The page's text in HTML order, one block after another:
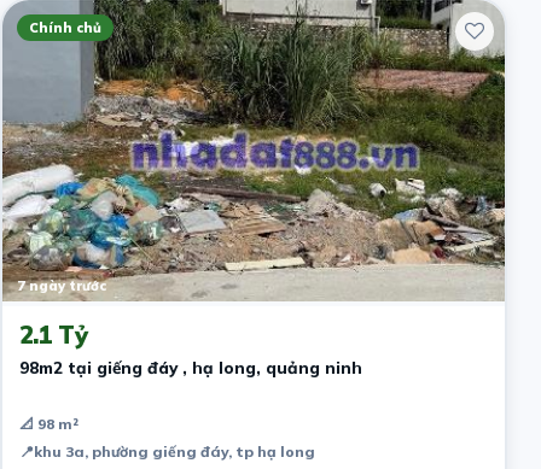
Chính chủ
7 ngày trước
2.1 Tỷ
98m2 tại giếng đáy , hạ long, quảng ninh
📐 98 m²
📍khu 3a, phường giếng đáy, tp hạ long